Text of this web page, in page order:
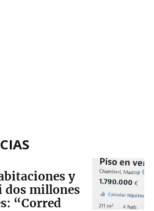
y
dos millones
“Corred